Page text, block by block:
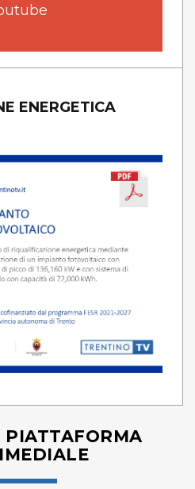
ENERGETICA
PIATTAFORMA